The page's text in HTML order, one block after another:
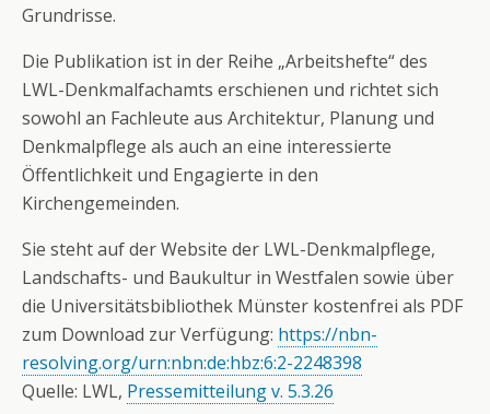
Grundrisse.
Die Publikation ist in der Reihe „Arbeitshefte“ des
LWL-Denkmalfachamts erschienen und richtet sich
sowohl an Fachleute aus Architektur, Planung und
Denkmalpflege als auch an eine interessierte
Öffentlichkeit und Engagierte in den
Kirchengemeinden.
Sie steht auf der Website der LWL-Denkmalpflege,
Landschafts- und Baukultur in Westfalen sowie über
die Universitätsbibliothek Münster kostenfrei als PDF
zum Download zur Verfügung: https://nbn-
resolving.org/urn:nbn:de:hbz:6:2-2248398
Quelle: LWL, Pressemitteilung v. 5.3.26